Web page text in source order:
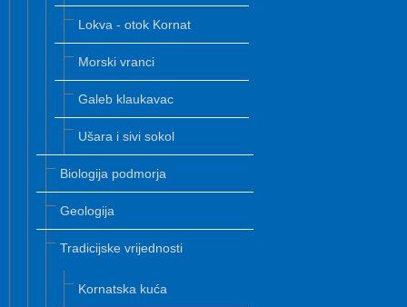
Lokva - otok Kornat
Morski vranci
Galeb klaukavac
Ušara i sivi sokol
Biologija podmorja
Geologija
Tradicijske vrijednosti
Kornatska kuća